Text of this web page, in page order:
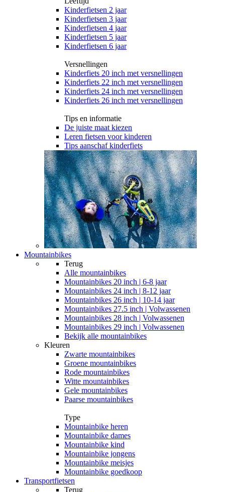
Kinderfietsen 2 jaar
Kinderfietsen 3 jaar
Kinderfietsen 4 jaar
Kinderfietsen 5 jaar
Kinderfietsen 6 jaar
Versnellingen
Kinderfiets 20 inch met versnellingen
Kinderfiets 22 inch met versnellingen
Kinderfiets 24 inch met versnellingen
Kinderfiets 26 inch met versnellingen
Tips en informatie
De juiste maat kiezen
Leren fietsen voor kinderen
Tips aanschaf kinderfiets
Mountainbikes
Terug
Alle mountainbikes
Mountainbikes 20 inch | 6-8 jaar
Mountainbikes 24 inch | 8-12 jaar
Mountainbikes 26 inch | 10-14 jaar
Mountainbikes 27.5 inch | Volwassenen
Mountainbikes 28 inch | Volwassenen
Mountainbikes 29 inch | Volwassenen
Bekijk alle mountainbikes
Kleuren
Zwarte mountainbikes
Groene mountainbikes
Rode mountainbikes
Witte mountainbikes
Gele mountainbikes
Paarse mountainbikes
Type
Mountainbike heren
Mountainbike dames
Mountainbike kind
Mountainbike jongens
Mountainbike meisjes
Mountainbike goedkoop
Transportfietsen
Terug